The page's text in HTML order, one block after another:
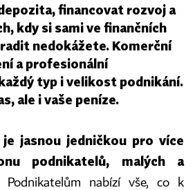
financovat rozvoj a
kdy si sami ve finančních
nedokážete. Komerční
a profesionální
typ i velikost podnikání.
ale i vaše peníze.
je jasnou jedničkou pro více
podnikatelů, malých a
Podnikatelům nabízí vše, co k